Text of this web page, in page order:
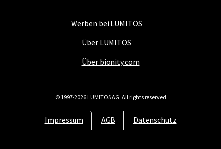
Werben bei LUMITOS
Über LUMITOS
Über bionity.com
Impressum AGB Datenschutz
© 1997-2026 LUMITOS AG, All rights reserved